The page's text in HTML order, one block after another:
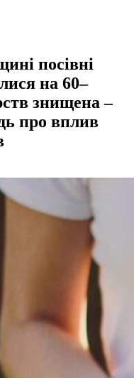
посівні
на 60–
знищена –
про вплив